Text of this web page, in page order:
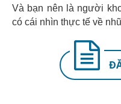
Và bạn nên là người
có cái nhìn thực tế về